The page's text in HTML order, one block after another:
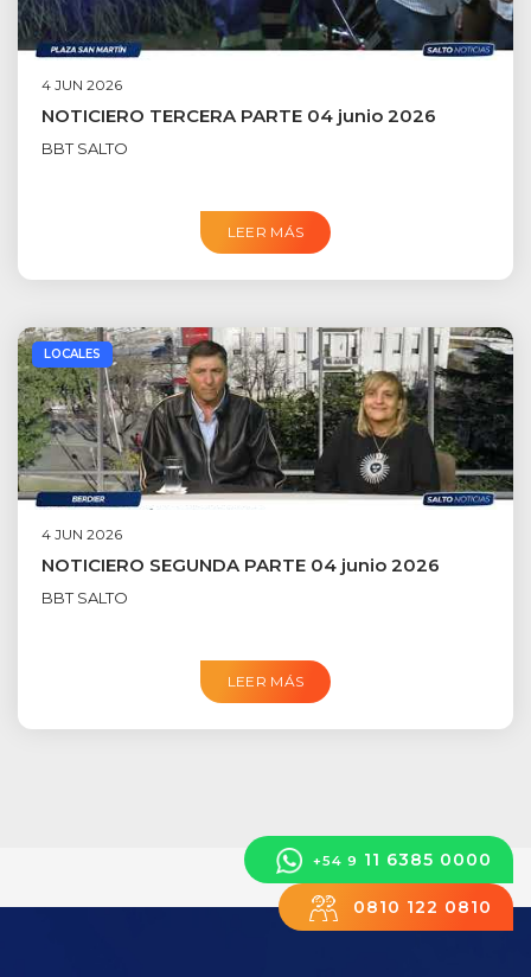
4 JUN 2026
NOTICIERO TERCERA PARTE 04 junio 2026
BBT SALTO
LEER MÁS
LOCALES
4 JUN 2026
NOTICIERO SEGUNDA PARTE 04 junio 2026
BBT SALTO
LEER MÁS
0810 122 0810
+54 9 11 6385 0000